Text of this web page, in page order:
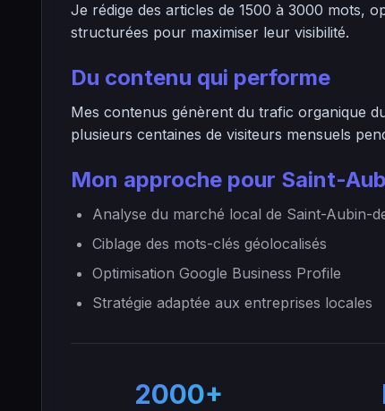
Je rédige des articles de 1500 à 3000 mots,
structurées pour maximiser leur visibilité.
Du contenu qui performe
Mes contenus génèrent du trafic organique
plusieurs centaines de visiteurs mensuels
Mon approche pour Saint-
Analyse du marché local de Saint-Aubin-
Ciblage des mots-clés géolocalisés
Optimisation Google Business Profile
Stratégie adaptée aux entreprises locales
2000+